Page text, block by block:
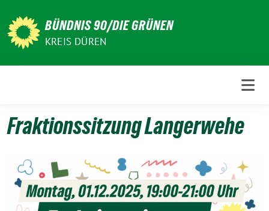
zum
Inhalt
BÜNDNIS 90/DIE GRÜNEN
KREIS DÜREN
Fraktionssitzung Langerwehe